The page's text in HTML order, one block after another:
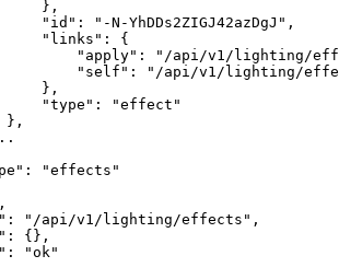
},
"id" : " -N-YhDDs2ZIGJ42azDgJ " ,
"links" : {
"apply" : " /api/v1/lighting/
"self" : " /api/v1/lighting/
},
"type" : "effect "
},
: "effects "
,
: " /api/v1/lighting/effects " ,
: {},
: "ok"